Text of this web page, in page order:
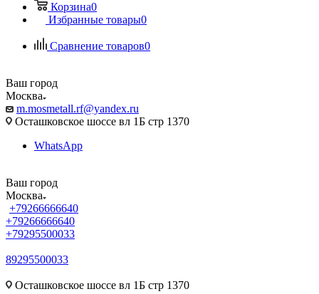
Корзина0
Избранные товары0
Сравнение товаров0
Ваш город
Москва
m.mosmetall.rf@yandex.ru
Осташковское шоссе вл 1Б стр 1370
WhatsApp
Ваш город
Москва
+79266666640
+79266666640
+79295500033
89295500033
Осташковское шоссе вл 1Б стр 1370